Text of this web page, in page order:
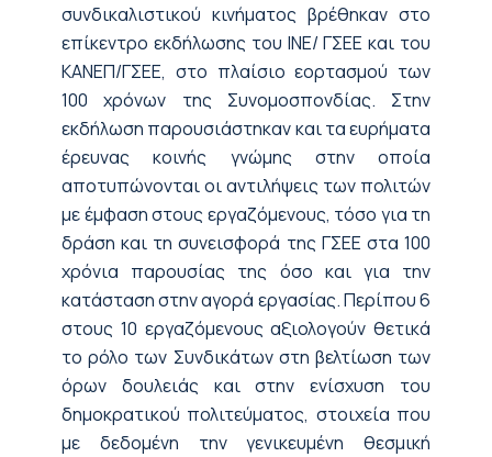
συνδικαλιστικού κινήματος βρέθηκαν στο
επίκεντρο εκδήλωσης του ΙΝΕ/ ΓΣΕΕ και του
ΚΑΝΕΠ/ΓΣΕΕ, στο πλαίσιο εορτασμού των
100 χρόνων της Συνομοσπονδίας. Στην
εκδήλωση παρουσιάστηκαν και τα ευρήματα
έρευνας κοινής γνώμης στην οποία
αποτυπώνονται οι αντιλήψεις των πολιτών
με έμφαση στους εργαζόμενους, τόσο για τη
δράση και τη συνεισφορά της ΓΣΕΕ στα 100
χρόνια παρουσίας της όσο και για την
κατάσταση στην αγορά εργασίας. Περίπου 6
στους 10 εργαζόμενους αξιολογούν θετικά
το ρόλο των Συνδικάτων στη βελτίωση των
όρων δουλειάς και στην ενίσχυση του
δημοκρατικού πολιτεύματος, στοιχεία που
με δεδομένη την γενικευμένη θεσμική